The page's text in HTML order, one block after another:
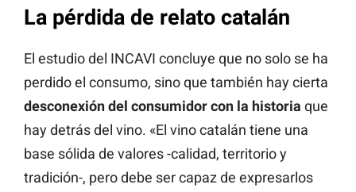
La pérdida de relato catalán
El estudio del INCAVI concluye que no solo se ha
perdido el consumo, sino que también hay cierta
desconexión del consumidor con la historia que
hay detrás del vino. «El vino catalán tiene una
base sólida de valores -calidad, territorio y
tradición-, pero debe ser capaz de expresarlos